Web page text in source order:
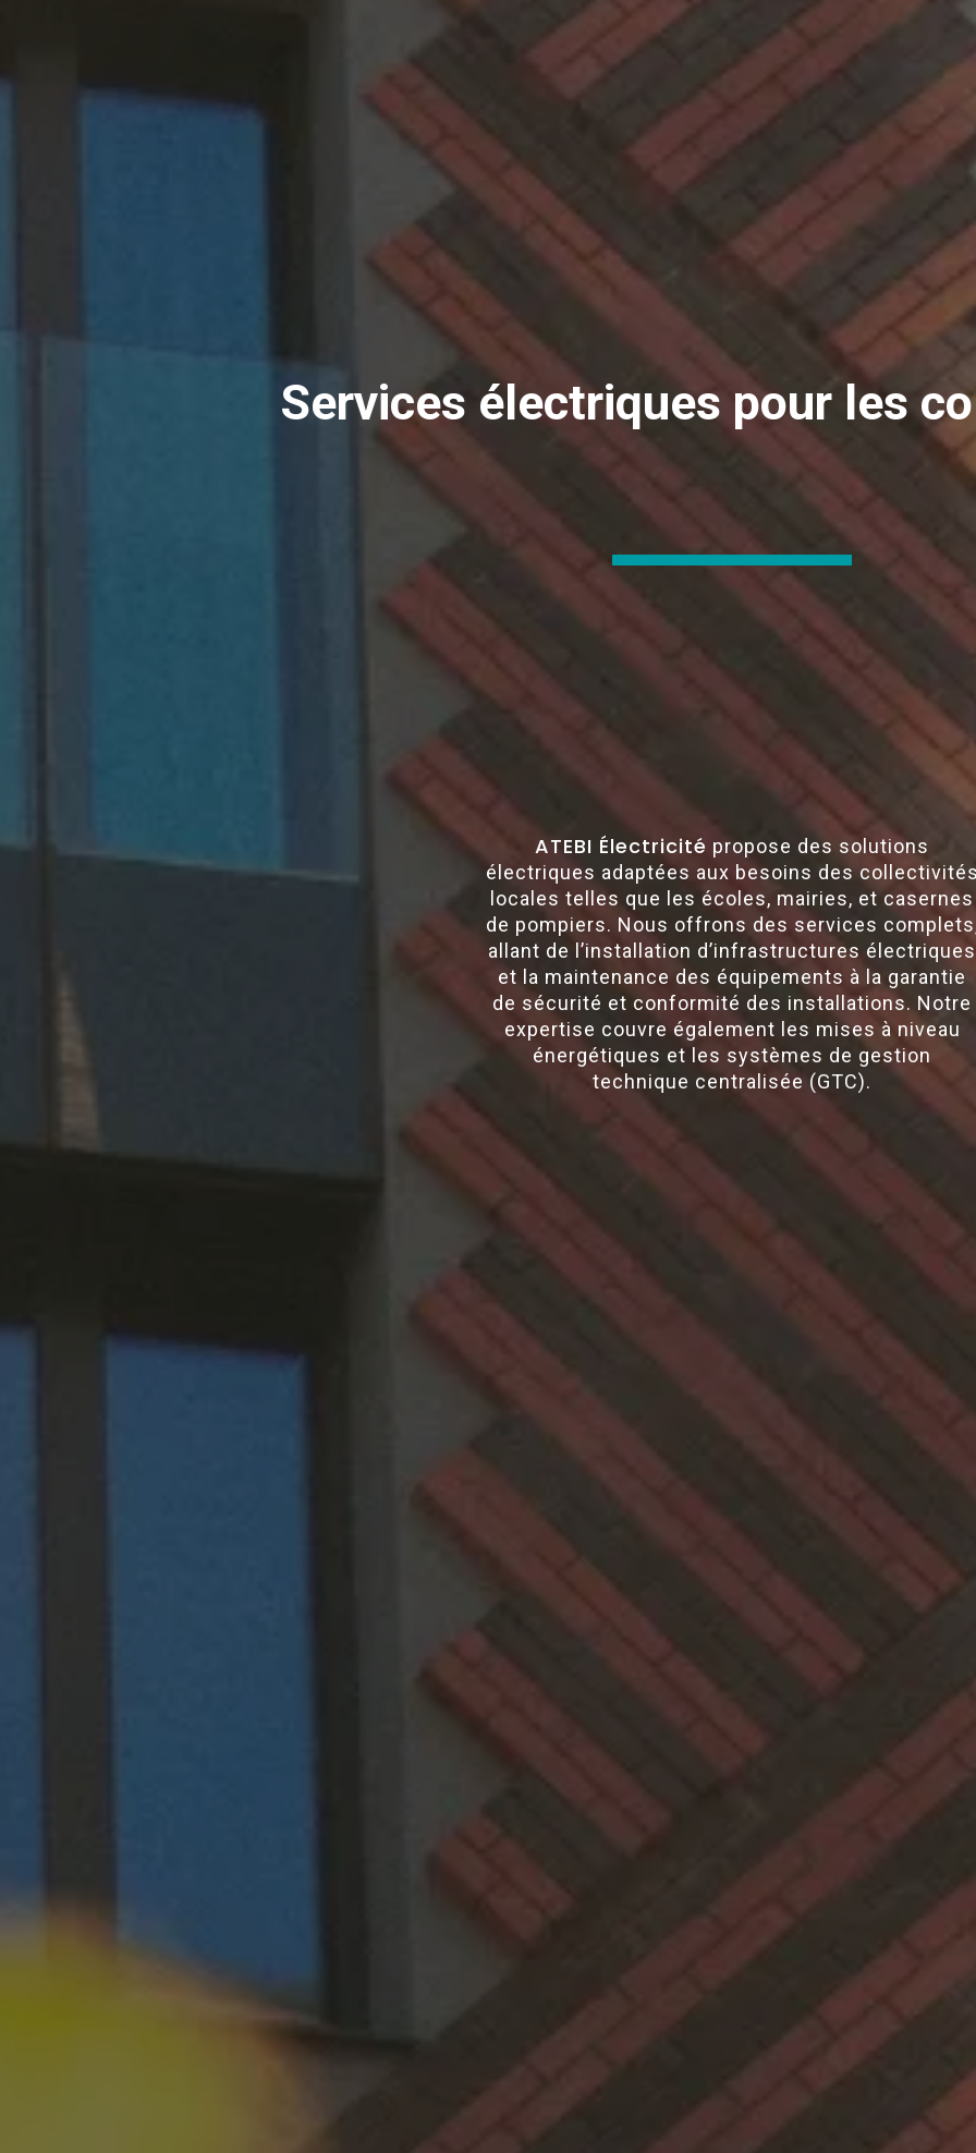
Services électriques pour les
ATEBI Électricité propose des solutions
électriques adaptées aux besoins des
locales telles que les écoles, mairies, et casernes
de pompiers. Nous offrons des services
allant de l’installation d’infrastructures électriques
et la maintenance des équipements à la garantie
de sécurité et conformité des installations. Notre
expertise couvre également les mises à niveau
énergétiques et les systèmes de gestion
technique centralisée (GTC).